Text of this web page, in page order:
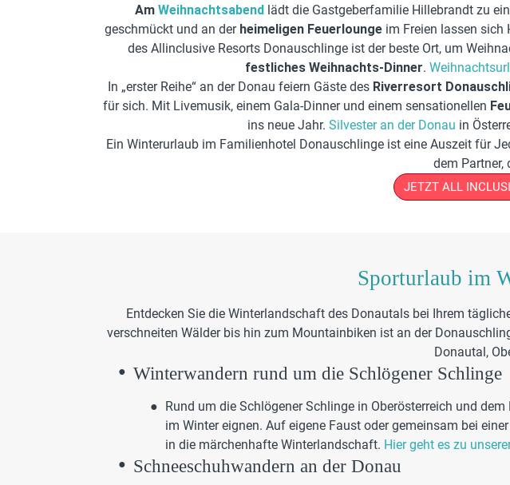
Am Weihnachtsabend lädt die Gastgeberfamilie Hillebrandt zu
geschmückt und an der heimeligen Feuerloungeim Freien lassen sich
des Allinclusive Resorts Donauschlinge ist der beste Ort, um
festliches Weihnachts-Dinner.
In „erster Reihe“ an der Donau feiern Gäste des Riverresort
für sich. Mit Livemusik, einem Gala-Dinner und einem sensationellen
ins neue Jahr. Silvester an der Donau in
Ein Winterurlaub im Familienhotel Donauschlinge ist eine Auszeit für
dem Partner,
JETZT ALL
Sporturlaub im
Entdecken Sie die Winterlandschaft des Donautals bei Ihrem
verschneiten Wälder bis hin zum Mountainbiken ist an der
Donautal,
Winterwandern rund um die Schlögener Schlinge
Rund um die Schlögener Schlinge in Oberösterreich und
im Winter eignen. Auf eigene Faust oder gemeinsam bei
in die märchenhafte Winterlandschaft. Hier geht es zu
Schneeschuhwandern an der Donau